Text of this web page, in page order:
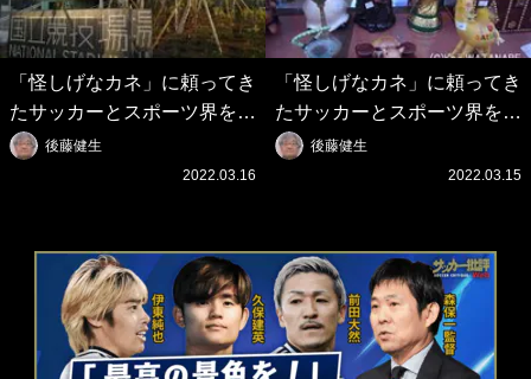
「怪しげなカネ」に頼ってき
たサッカーとスポーツ界を待
つ未来(4)スポーツを「持続
可能」にする「真の投資」の
後藤健生
2022.03.16
「怪しげなカネ」に頼ってき
たサッカーとスポーツ界を待
つ未来(3)「ロシアン・マネ
ー」に続く中東の「オイルマ
後藤健生
2022.03.15